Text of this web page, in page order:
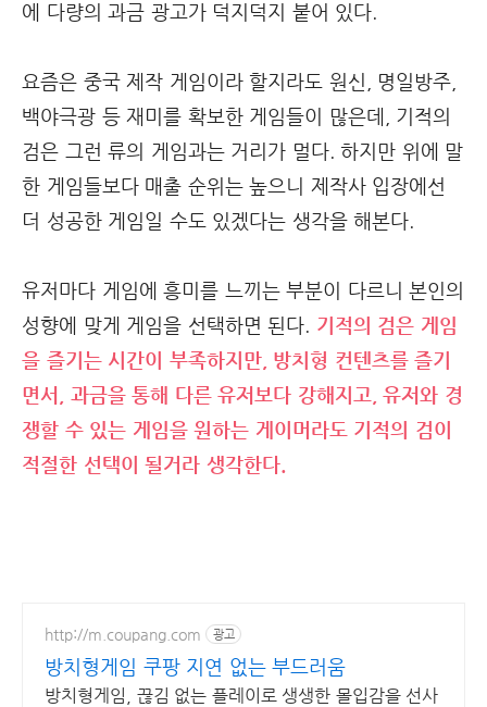
에 다량의 과금 광고가 덕지덕지 붙어 있다.
요즘은 중국 제작 게임이라 할지라도 원신, 명일방주,
백야극광 등 재미를 확보한 게임들이 많은데, 기적의
검은 그런 류의 게임과는 거리가 멀다. 하지만 위에 말
한 게임들보다 매출 순위는 높으니 제작사 입장에선
더 성공한 게임일 수도 있겠다는 생각을 해본다.
유저마다 게임에 흥미를 느끼는 부분이 다르니 본인의
성향에 맞게 게임을 선택하면 된다. 기적의 검은 게임
을 즐기는 시간이 부족하지만, 방치형 컨텐츠를 즐기
면서, 과금을 통해 다른 유저보다 강해지고, 유저와 경
쟁할 수 있는 게임을 원하는 게이머라도 기적의 검이
적절한 선택이 될거라 생각한다.
http://m.coupang.com 광고
방치형게임 쿠팡 지연 없는 부드러움
방치형게임, 끊김 없는 플레이로 생생한 몰입감을 선사